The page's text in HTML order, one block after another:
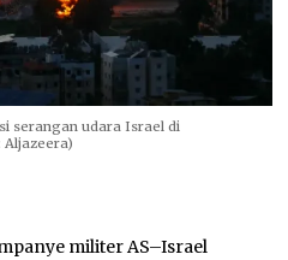
serangan udara Israel di
militer AS–Israel